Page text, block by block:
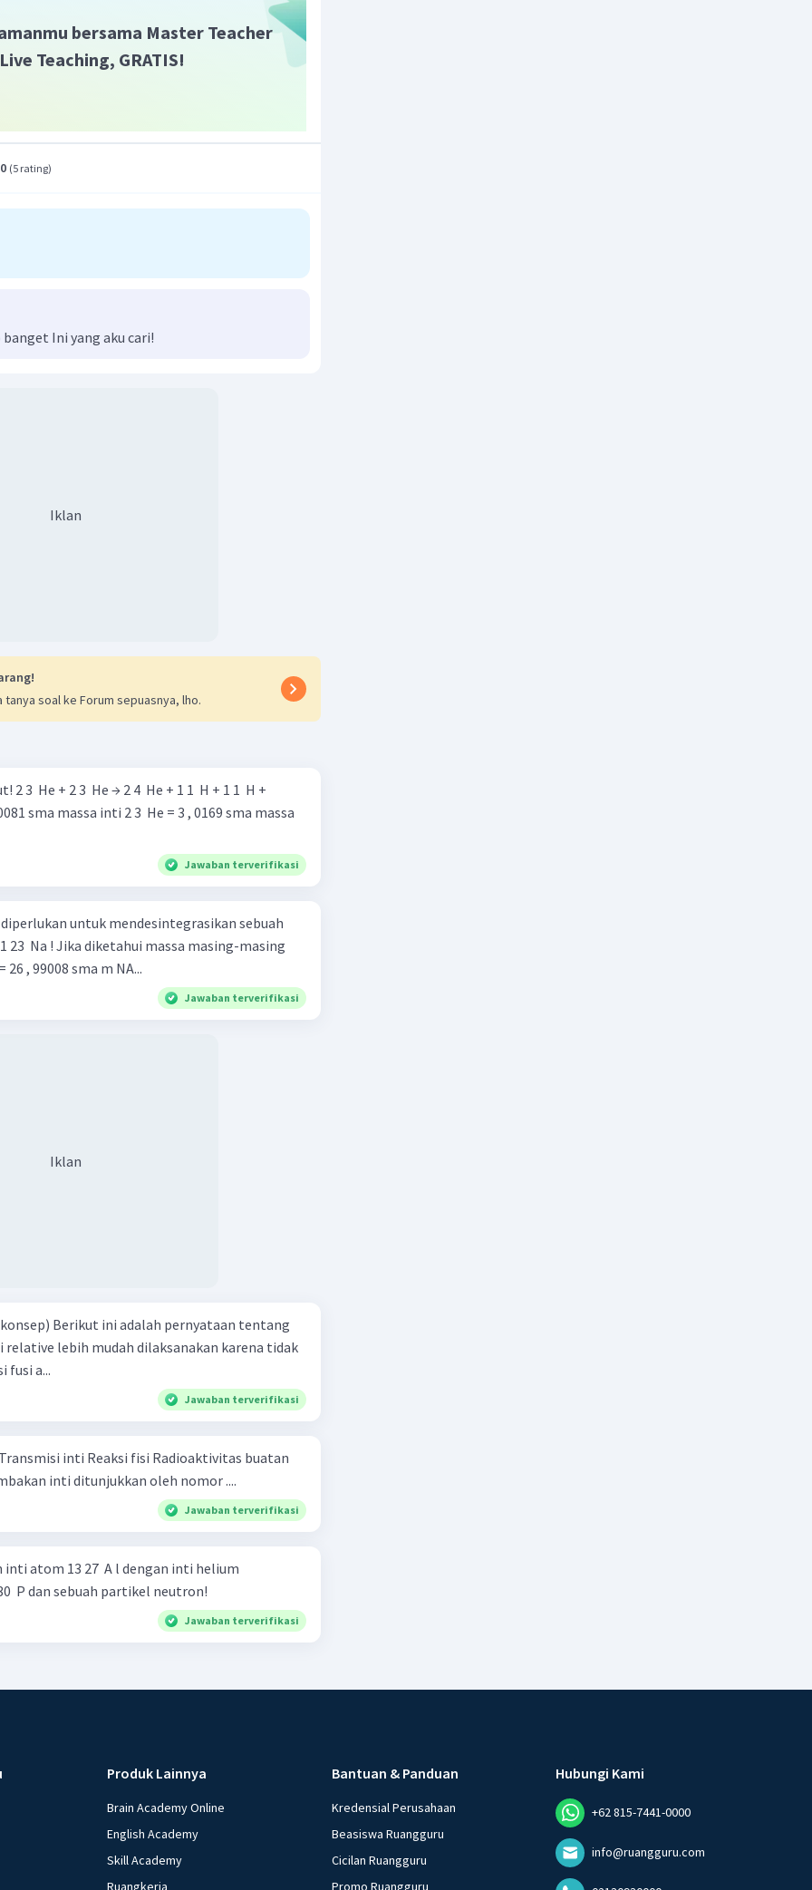
bersama Master Teacher
Teaching, GRATIS!
(5 rating)
Ini yang aku cari!
Iklan
tanya soal ke Forum sepuasnya, lho.
H +
Jawaban terverifikasi
untuk mendesintegrasikan sebuah
23 ​ Na ! Jika diketahui massa masing-masing
berikut: m Al ​ = 26 , 99008 sma m NA...
Jawaban terverifikasi
Iklan
tentang
tinggi Reaksi fusi a...
Jawaban terverifikasi
penembakan inti ditunjukkan oleh nomor ....
Jawaban terverifikasi
atom 13 27 ​ A l dengan inti helium
P dan sebuah partikel neutron!
Jawaban terverifikasi
Produk Lainnya
Brain Academy Online
English Academy
Skill Academy
Ruangkerja
Bantuan & Panduan
Kredensial Perusahaan
Beasiswa Ruangguru
Cicilan Ruangguru
Promo Ruangguru
Hubungi Kami
+62 815-7441-0000
info@ruangguru.com